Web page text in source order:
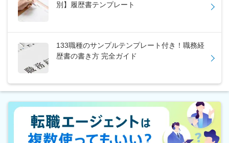
別】履歴書テンプレート
133職種のサンプルテンプレート付き！職務経
歴書の書き方 完全ガイド